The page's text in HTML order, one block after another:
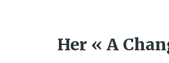
Her « A